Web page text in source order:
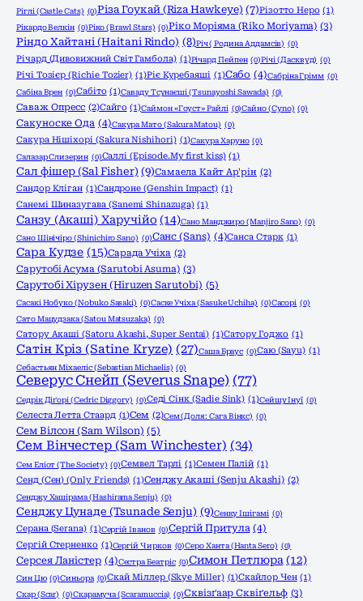
Ріглі (Castle Cats) (0)Різа Гоукай (Riza Hawkeye) (7)Різотто Неро (1)
Рікардо Велкін (0)Ріко (Brawl Stars) (0)Ріко Моріяма (Riko Moriyama) (3)
Ріндо Хайтані (Haitani Rindo) (8)Річ ( Родина Аддамсів) (0)
Річард (Дивовижний Світ Гамбола) (1)Річард Пейпен (0)Річі (Дасквуд) (0)
Річі Тозієр (Richie Tozier) (1)Ріє Куребаяші (1)Сабо (4)Сабріна Грімм (0)
Сабіна Врен (0)Сабіто (1)Саваду Тсунаєші (Tsunayoshi Sawada) (0)
Саваж Опресс (2)Сайго (1)Саймон «Гоуст» Райлі (0)Сайно (Cyno) (0)
Сакуноске Ода (4)Сакура Мато (Sakura Matou) (0)
Сакура Нішіхорі (Sakura Nishihori) (1)Сакура Харуно (0)
Салазар Слизерин (0)Саллі (Episode.My first kiss) (1)
Сал фішер (Sal Fisher) (9)Самаела Кайт Ар'рін (2)
Сандор Кліган (1)Сандроне (Genshin Impact) (1)
Санемі Шиназугава (Sanemi Shinazuga) (1)
Санзу (Акаші) Харучійо (14)Сано Манджиро (Manjiro Sano) (0)
Сано Шінічіро (Shinichiro Sano) (0)Санс (Sans) (4)Санса Старк (1)
Сара Кудзе (15)Сарада Учіха (2)
Сарутобі Асума (Sarutobi Asuma) (3)
Сарутобі Хірузен (Hiruzen Sarutobi) (5)
Сасакі Нобуко (Nobuko Sasaki) (0)Саске Учіха (Sasuke Uchiha) (0)Сасорі (0)
Сато Мацудзака (Satou Matsuzaka) (0)
Сатору Акаші (Satoru Akashi, Super Sentai) (1)Сатору Годжо (1)
Сатін Кріз (Satine Kryze) (27)Саша Браус (0)Саю (Sayu) (1)
Себастьян Міхаеліс (Sebastian Michaelis) (0)
Северус Снейп (Severus Snape) (77)
Седрік Діґорі (Cedric Diggory) (0)Седі Сінк (Sadie Sink) (1)Сейшу Інуї (0)
Селеста Летта Стаард (1)Сем (2)Сем (Доля: Сага Вінкс) (0)
Сем Вілсон (Sam Wilson) (5)
Сем Вінчестер (Sam Winchester) (34)
Сем Еліот (The Society) (0)Семвел Тарлі (1)Семен Палій (1)
Сенд (Сен) (Only Friends) (1)Сенджу Акаші (Senju Akashi) (2)
Сенджу Хашірама (Hashirama Senju) (0)
Сенджу Цунаде (Tsunade Senju) (9)Сенку Ішігамі (0)
Серана (Serana) (1)Сергій Іванов (0)Сергій Притула (4)
Сергій Стерненко (1)Сергій Чирков (0)Серо Ханта (Hanta Sero) (0)
Серсея Ланістер (4)Сестра Беатріс (0)Симон Петлюра (12)
Син Цю (0)Синьора (0)Скай Міллер (Skye Miller) (1)Скайлор Чен (1)
Скар (Scar) (0)Скарамуча (Scaramuccia) (0)Сквізґаар Сквіґельф (3)